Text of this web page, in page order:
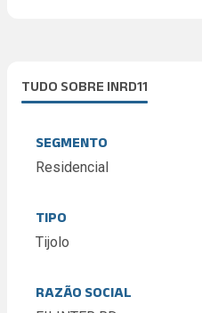
TUDO SOBRE INRD11
SEGMENTO
Residencial
TIPO
Tijolo
RAZÃO SOCIAL